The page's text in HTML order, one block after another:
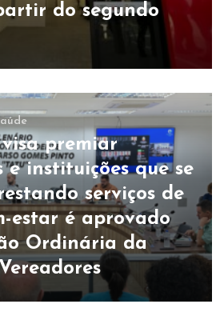
do segundo
premiar
e instituições que se
serviços de
estar é aprovado
Ordinária da